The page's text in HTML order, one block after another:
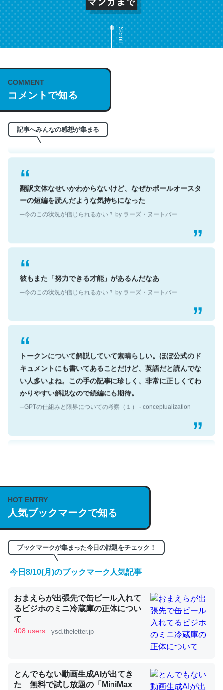
Scroll
COMMENT
コメントで知る
記事へみんなの感想が集まる
これは名文。彼はとてもクレバーなんだろうなと凄く思
う。英語少しでも読める人は原文もお勧め。自分はこの流
れ好き。Let’s Fucking Go. Then Covid hit. Shit.
─今のこの状況が信じられるかい？ by ラーズ・ヌートバー
翻訳文体なせいかわからないけど、なぜかポールオースタ
ーの短編を読んだような気持ちになった
─今のこの状況が信じられるかい？ by ラーズ・ヌートバー
彼もまた「努力できる才能」があるんだなあ
─今のこの状況が信じられるかい？ by ラーズ・ヌートバー
トークンについて解説していて素晴らしい。ほぼ公式のド
キュメントにも書いてあることだけど、英語だと読んでな
い人多いよね。この手の記事に珍しく、非常に正しくてわ
かりやすい解説なので続編にも期待。
─GPTの仕組みと限界についての考察（１） - conceptualization
https://isobe324649.hatenablog.com/entry/2023/03/27
/064121
─GPTの仕組みと限界についての考察（１） - conceptualization
くらい。小説でいう「ずっと前の伏線」は回収されないけ
ど、短期記憶というには多い分量。進化すればするほど分
かりやすく強くなりそう
─GPTの仕組みと限界についての考察（１） - conceptualization
HOT ENTRY
人気ブックマークで知る
ブックマークが集まった今日の話題をチェック！
今日8/10(月)のブックマーク人気記事
おまえらが出張先で缶ビール入れて
るビジホのミニ冷蔵庫の正体につい
て
408 users ysd.theletter.jp
とんでもない動画生成AIが出てき
た 無料で試し放題の「MiniMax